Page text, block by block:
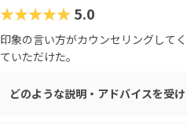
★★★★★ 5.0
印象の言い方がカウンセリングして
ていただけた。
どのような説明・アドバイスを受